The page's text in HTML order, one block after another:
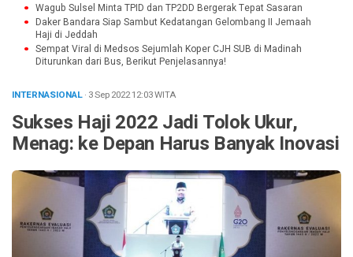
Wagub Sulsel Minta TPID dan TP2DD Bergerak Tepat Sasaran
Daker Bandara Siap Sambut Kedatangan Gelombang II Jemaah
Haji di Jeddah
Sempat Viral di Medsos Sejumlah Koper CJH SUB di Madinah
Diturunkan dari Bus, Berikut Penjelasannya!
INTERNASIONAL· 3 Sep 202212:03WITA
Sukses Haji 2022 Jadi Tolok Ukur,
Menag: ke Depan Harus Banyak Inovasi